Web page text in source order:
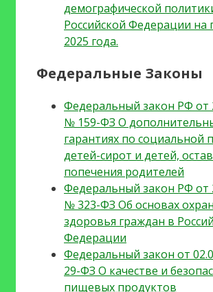
демографической
Российской Федерации на
2025 года.
Федеральные Законы
Федеральный закон РФ от
№ 159-ФЗ О
гарантиях по социальной
детей-сирот и детей,
попечения родителей
Федеральный закон РФ от
№ 323-ФЗ Об основах
здоровья граждан в
Федерации
Федеральный закон от
29-ФЗ О качестве и
пищевых продуктов